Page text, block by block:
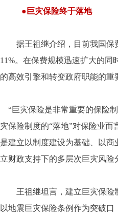
●巨灾保险终于落地
据王祖继介绍，目前我国保费
11%。在保费规模迅速扩大的
的高效引擎和转变政府职能的重
“巨灾保险是非常重要的保险
灾保险制度的“落地”对保险业
是建立以制度建设为基础、以
立财政支持下的多层次巨灾风险
王祖继坦言，建立巨灾保险制
以地震巨灾保险条例作为突破